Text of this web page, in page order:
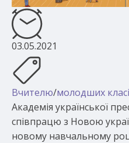
03.05.2021
Вчителю/молодших
Академія української
співпрацю з Новою
новому навчальному